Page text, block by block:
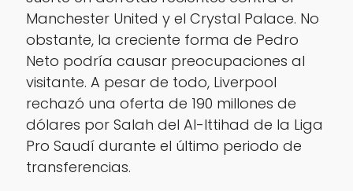
Manchester United y el Crystal Palace. No
obstante, la creciente forma de Pedro
Neto podría causar preocupaciones al
visitante. A pesar de todo, Liverpool
rechazó una oferta de 190 millones de
dólares por Salah del Al-Ittihad de la Liga
Pro Saudí durante el último periodo de
transferencias.